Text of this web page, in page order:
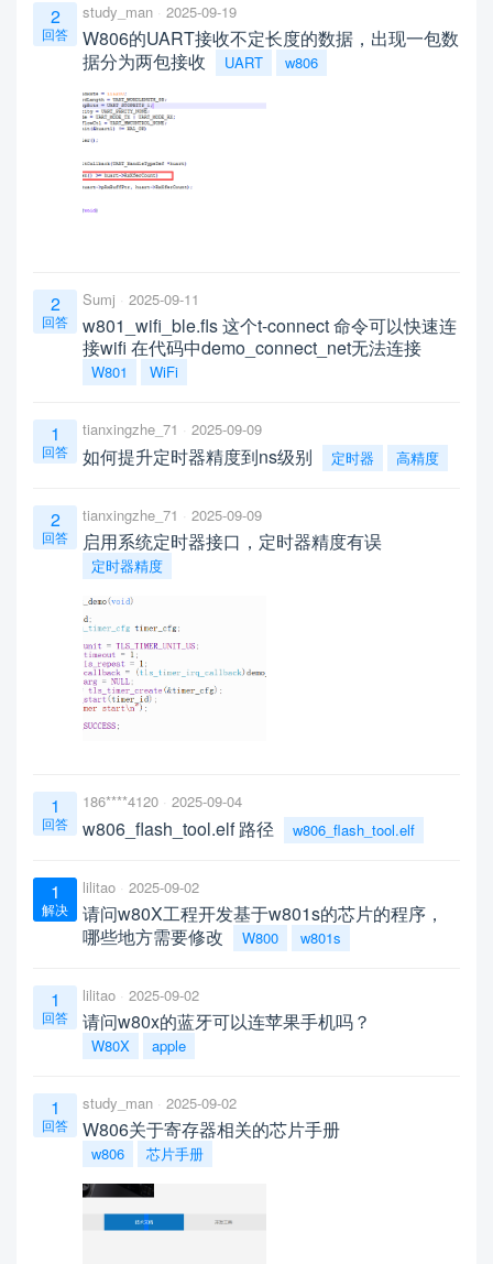
2
回答
study_man 2025-09-19
W806的UART接收不定长度的数据，出现一包数
据分为两包接收
UART w806
2
回答
Sumj 2025-09-11
w801_wifi_ble.fls 这个t-connect 命令可以快速连
接wifi 在代码中demo_connect_net无法连接
W801 WiFi
1
回答
tianxingzhe_71 2025-09-09
如何提升定时器精度到ns级别 定时器 高精度
2
回答
tianxingzhe_71 2025-09-09
启用系统定时器接口，定时器精度有误
定时器精度
1
回答
186****4120 2025-09-04
w806_flash_tool.elf 路径 w806_flash_tool.elf
1
解决
lilitao 2025-09-02
请问w80X工程开发基于w801s的芯片的程序，
哪些地方需要修改
W800 w801s
1
回答
lilitao 2025-09-02
请问w80x的蓝牙可以连苹果手机吗？
W80X apple
1
回答
study_man 2025-09-02
W806关于寄存器相关的芯片手册
w806 芯片手册